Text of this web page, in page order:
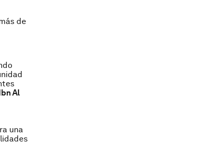
de
Al
una